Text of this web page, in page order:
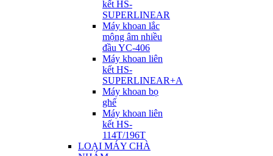
kết HS-
SUPERLINEAR
Máy khoan lắc
mộng âm nhiều
đầu YC-406
Máy khoan liên
kết HS-
SUPERLINEAR+A
Máy khoan bọ
ghế
Máy khoan liên
kết HS-
114T/196T
LOẠI MÁY CHÀ